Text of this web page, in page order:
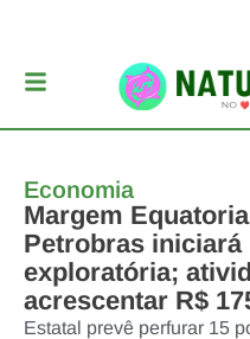
Economia
Margem
Petrobras iniciará
exploratória;
acrescentar R$
Estatal prevê perfurar 15